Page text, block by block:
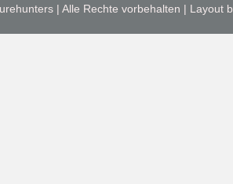
| Alle Rechte vorbehalten | Layout